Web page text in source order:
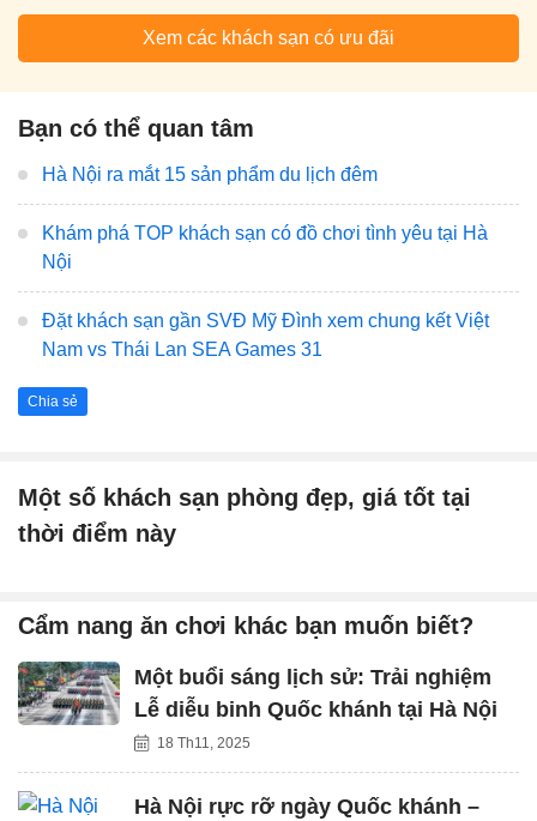
Xem các khách sạn có ưu đãi
Bạn có thể quan tâm
Hà Nội ra mắt 15 sản phẩm du lịch đêm
Khám phá TOP khách sạn có đồ chơi tình yêu tại Hà
Nội
Đặt khách sạn gần SVĐ Mỹ Đình xem chung kết Việt
Nam vs Thái Lan SEA Games 31
Chia sẻ
Một số khách sạn phòng đẹp, giá tốt tại
thời điểm này
Cẩm nang ăn chơi khác bạn muốn biết?
Một buổi sáng lịch sử: Trải nghiệm
Lễ diễu binh Quốc khánh tại Hà Nội
18 Th11, 2025
Hà Nội rực rỡ ngày Quốc khánh –